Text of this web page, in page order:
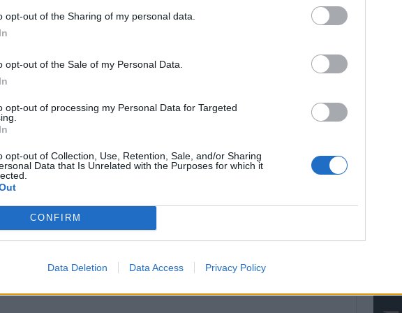
opt-out of the Sharing of my personal data.
opt-out of the Sale of my Personal Data.
opt-out of processing my Personal Data for Targeted
opt-out of Collection, Use, Retention, Sale, and/or Sharing
Data that Is Unrelated with the Purposes for which it
CONFIRM
Data Deletion Data Access Privacy Policy
μας έχουν καλέσει την Τουρκία να συμμορφωθεί
περί Επιβολής, δίνουμε στην
για να επιβάλει στην Τουρκία να συμμορφωθεί